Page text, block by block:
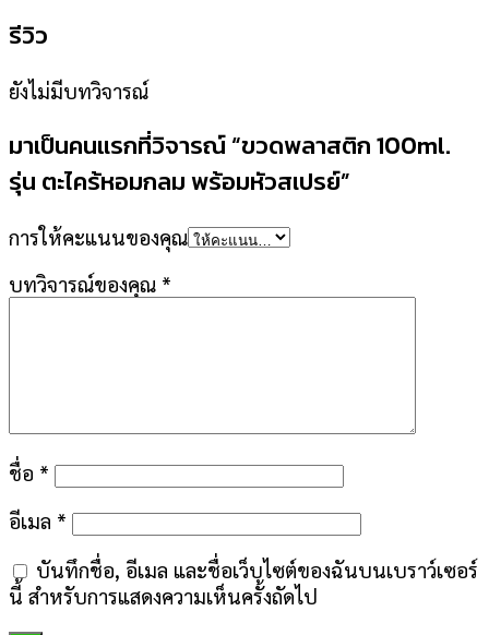
รีวิว
ยังไม่มีบทวิจารณ์
มาเป็นคนแรกที่วิจารณ์ “ขวดพลาสติก 100ml.
รุ่น ตะไคร้หอมกลม พร้อมหัวสเปรย์”
การให้คะแนนของคุณ
บทวิจารณ์ของคุณ *
ชื่อ *
อีเมล *
บันทึกชื่อ, อีเมล และชื่อเว็บไซต์ของฉันบนเบราว์เซอร์
นี้ สำหรับการแสดงความเห็นครั้งถัดไป